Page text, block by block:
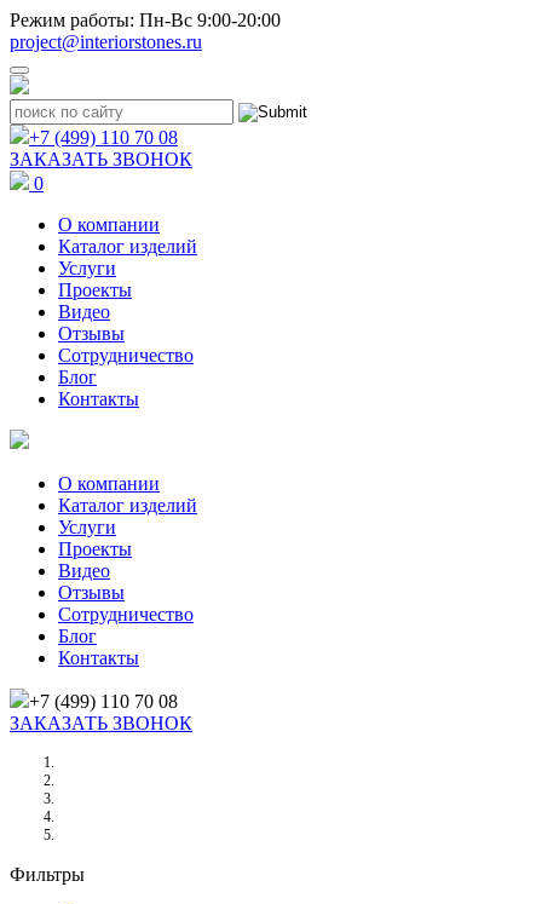
Режим работы: Пн-Вс 9:00-20:00
project@interiorstones.ru
+7 (499) 110 70 08
ЗАКАЗАТЬ ЗВОНОК
0
О компании
Каталог изделий
Услуги
Проекты
Видео
Отзывы
Сотрудничество
Блог
Контакты
О компании
Каталог изделий
Услуги
Проекты
Видео
Отзывы
Сотрудничество
Блог
Контакты
+7 (499) 110 70 08
ЗАКАЗАТЬ ЗВОНОК
Фильтры